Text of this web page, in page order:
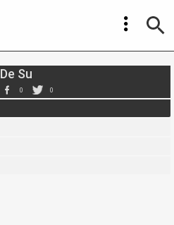
De Su
0 0